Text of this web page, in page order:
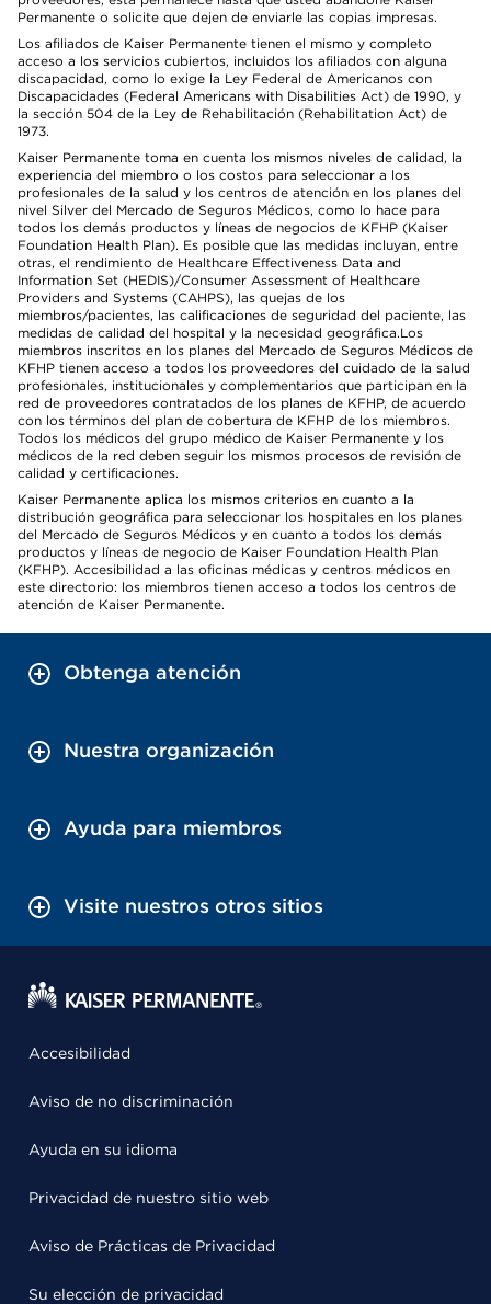
Permanente o solicite que dejen de enviarle las copias impresas.
Los afiliados de Kaiser Permanente tienen el mismo y completo
acceso a los servicios cubiertos, incluidos los afiliados con alguna
discapacidad, como lo exige la Ley Federal de Americanos con
Discapacidades (Federal Americans with Disabilities Act) de 1990, y
la sección 504 de la Ley de Rehabilitación (Rehabilitation Act) de
1973.
Kaiser Permanente toma en cuenta los mismos niveles de calidad, la
experiencia del miembro o los costos para seleccionar a los
profesionales de la salud y los centros de atención en los planes del
nivel Silver del Mercado de Seguros Médicos, como lo hace para
todos los demás productos y líneas de negocios de KFHP (Kaiser
Foundation Health Plan). Es posible que las medidas incluyan, entre
otras, el rendimiento de Healthcare Effectiveness Data and
Information Set (HEDIS)/Consumer Assessment of Healthcare
Providers and Systems (CAHPS), las quejas de los
miembros/pacientes, las calificaciones de seguridad del paciente, las
medidas de calidad del hospital y la necesidad geográfica.Los
miembros inscritos en los planes del Mercado de Seguros Médicos de
KFHP tienen acceso a todos los proveedores del cuidado de la salud
profesionales, institucionales y complementarios que participan en la
red de proveedores contratados de los planes de KFHP, de acuerdo
con los términos del plan de cobertura de KFHP de los miembros.
Todos los médicos del grupo médico de Kaiser Permanente y los
médicos de la red deben seguir los mismos procesos de revisión de
calidad y certificaciones.
Kaiser Permanente aplica los mismos criterios en cuanto a la
distribución geográfica para seleccionar los hospitales en los planes
del Mercado de Seguros Médicos y en cuanto a todos los demás
productos y líneas de negocio de Kaiser Foundation Health Plan
(KFHP). Accesibilidad a las oficinas médicas y centros médicos en
este directorio: los miembros tienen acceso a todos los centros de
atención de Kaiser Permanente.
Obtenga atención
Nuestra organización
Ayuda para miembros
Visite nuestros otros sitios
Accesibilidad
Aviso de no discriminación
Ayuda en su idioma
Privacidad de nuestro sitio web
Aviso de Prácticas de Privacidad
Su elección de privacidad